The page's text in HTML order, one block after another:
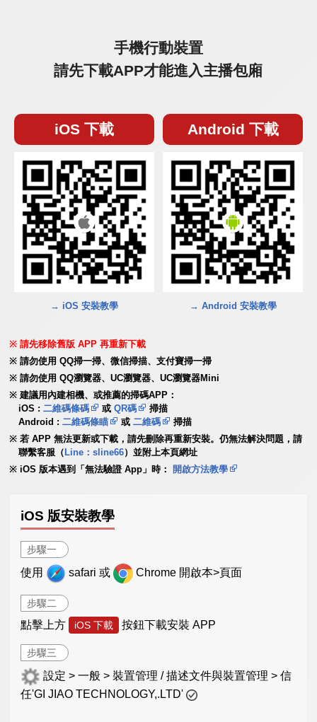
手機行動裝置
請先下載APP才能進入主播包廂
iOS 下載
→ iOS 安裝教學
Android 下載
→ Android 安裝教學
請先移除舊版 APP 再重新下載
請勿使用 QQ掃一掃、微信掃描、支付寶掃一掃
請勿使用 QQ瀏覽器、UC瀏覽器、UC瀏覽器Mini
建議用內建相機、或推薦的掃碼APP：
iOS :二維碼條碼 或QR碼
掃描
Android :二維碼條瞄 或二維碼
掃描
若 APP 無法更新或下載，請先刪除再重新安裝。仍無法解決問題，請
聯繫客服（ Line：sline66）並附上本頁網址
iOS 版本遇到「無法驗證 App」時：
開啟方法教學
iOS 版安裝教學
步驟一
使用 safari 或 Chrome 開啟本>頁面
步驟二
點擊上方 iOS 下載 按鈕下載安裝 APP
步驟三
設定 > 一般 > 裝置管理 / 描述文件與裝置管理 > 信
任'GI JIAO TECHNOLOGY,.LTD'